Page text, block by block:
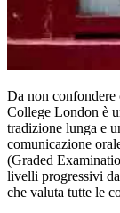
Da non
College London è
tradizione lunga e
comunicazione
(Graded
livelli progressivi
che valuta tutte le